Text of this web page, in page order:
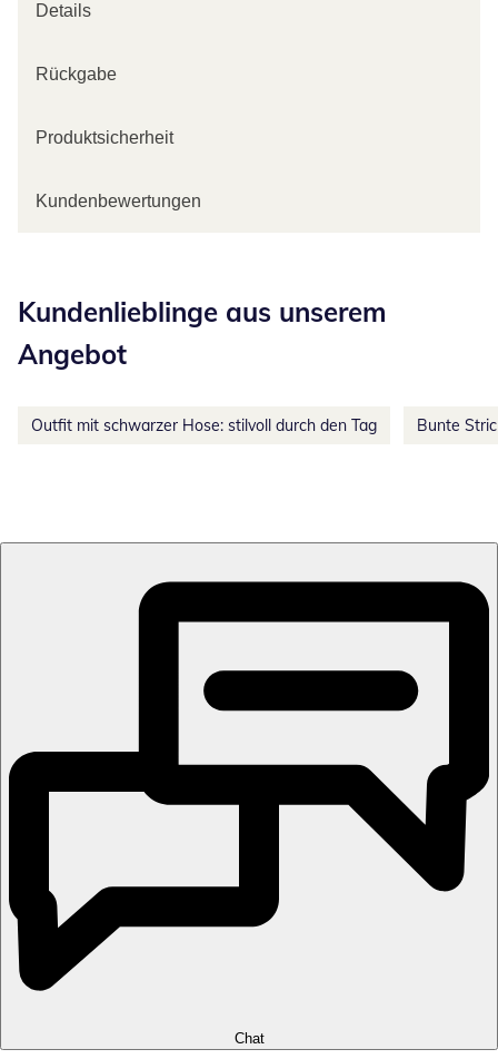
Details
Rückgabe
Produktsicherheit
Kundenbewertungen
Kundenlieblinge aus unserem
Angebot
Outfit mit schwarzer Hose: stilvoll durch den Tag Bunte
Chat